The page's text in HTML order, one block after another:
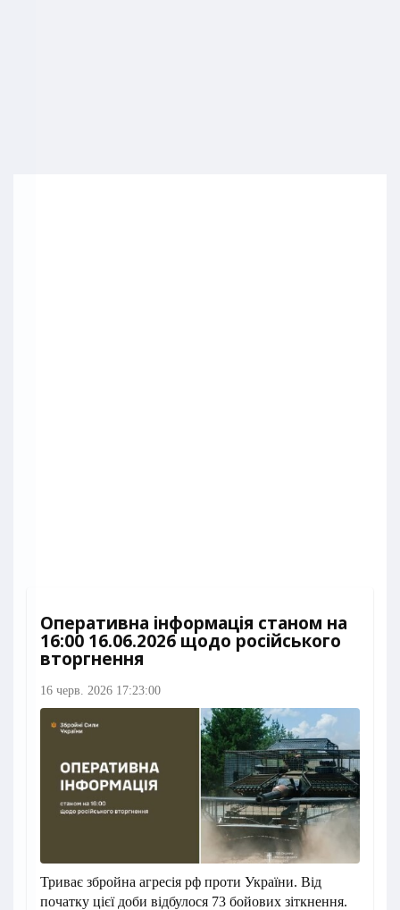
Оперативна інформація станом на
16:00 16.06.2026 щодо російського
вторгнення
16 черв. 2026 17:23:00
Триває збройна агресія рф проти України. Від
початку цієї доби відбулося 73 бойових зіткнення.